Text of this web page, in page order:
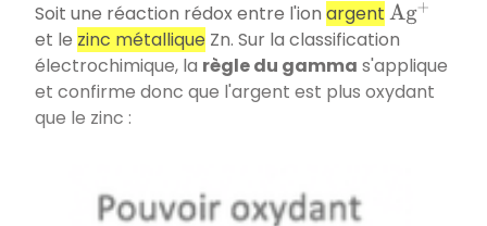
Soit une réaction rédox entre l'ion argent Ag+
et le zinc métallique Zn. Sur la classification
électrochimique, la règle du gamma s'applique
et confirme donc que l'argent est plus oxydant
que le zinc :